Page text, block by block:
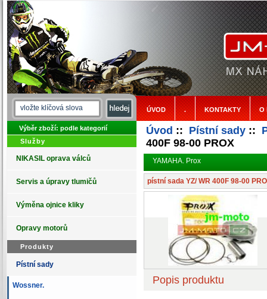
ÚVOD . KONTAKTY O
Výběr zboží: podle kategorií
Služby
NIKASIL oprava válců
Servis a úpravy tlumičů
Výměna ojnice kliky
Opravy motorů
Produkty
Pístní sady
Wossner.
Úvod :: Pístní sady::
400F 98-00 PROX
YAMAHA. Prox
pístní sada YZ/ WR 400F 98-00
Popis produktu